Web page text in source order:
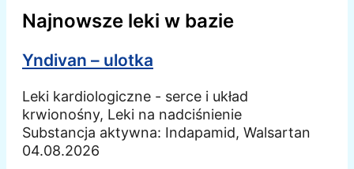
Najnowsze leki w bazie
Yndivan – ulotka
Leki kardiologiczne - serce i układ
krwionośny, Leki na nadciśnienie
Substancja aktywna: Indapamid, Walsartan
04.08.2026